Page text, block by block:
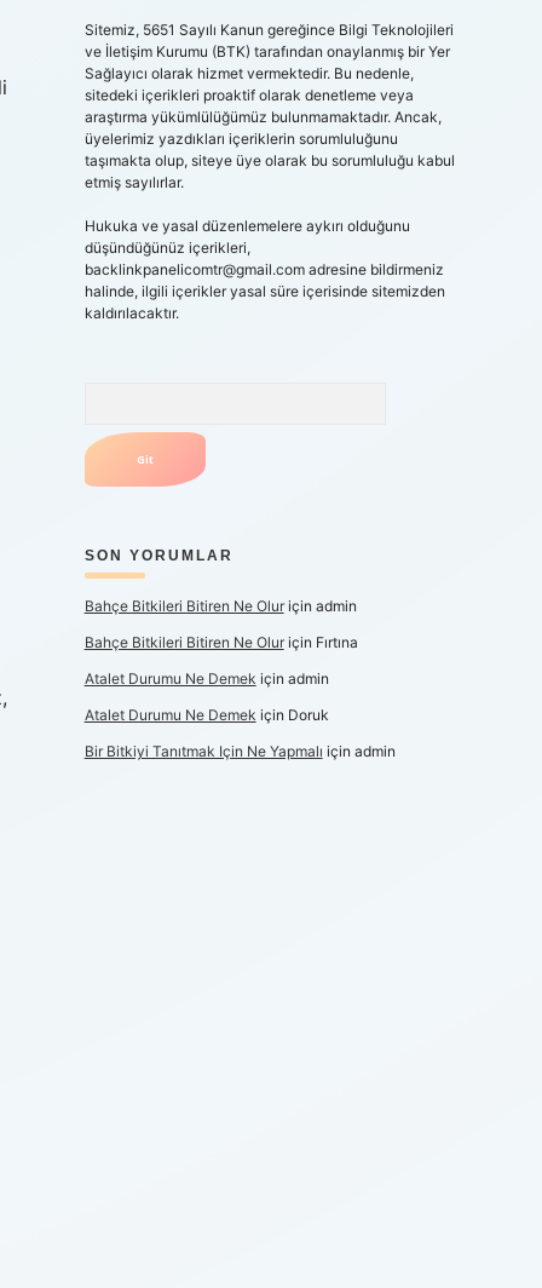
Sitemiz, 5651 Sayılı Kanun gereğince Bilgi Teknolojileri
ve İletişim Kurumu (BTK) tarafından onaylanmış bir Yer
Sağlayıcı olarak hizmet vermektedir. Bu nedenle,
sitedeki içerikleri proaktif olarak denetleme veya
araştırma yükümlülüğümüz bulunmamaktadır. Ancak,
üyelerimiz yazdıkları içeriklerin sorumluluğunu
taşımakta olup, siteye üye olarak bu sorumluluğu kabul
etmiş sayılırlar.
Hukuka ve yasal düzenlemelere aykırı olduğunu
düşündüğünüz içerikleri,
backlinkpanelicomtr@gmail.comadresine bildirmeniz
halinde, ilgili içerikler yasal süre içerisinde sitemizden
kaldırılacaktır.
SON YORUMLAR
Bahçe Bitkileri Bitiren Ne Oluriçin admin
Bahçe Bitkileri Bitiren Ne Oluriçin Fırtına
Atalet Durumu Ne Demek için admin
Atalet Durumu Ne Demek için Doruk
Bir Bitkiyi Tanıtmak Için Ne Yapmalı için admin